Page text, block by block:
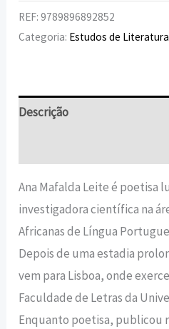
REF:9789896892852
Categoria: Estudos de
Descrição
Ana Mafalda Leite é poetisa
investigadora científica na
Africanas de Língua
Depois de uma estadia
vem para Lisboa, onde
Faculdade de Letras da
Enquanto poetisa, publicou